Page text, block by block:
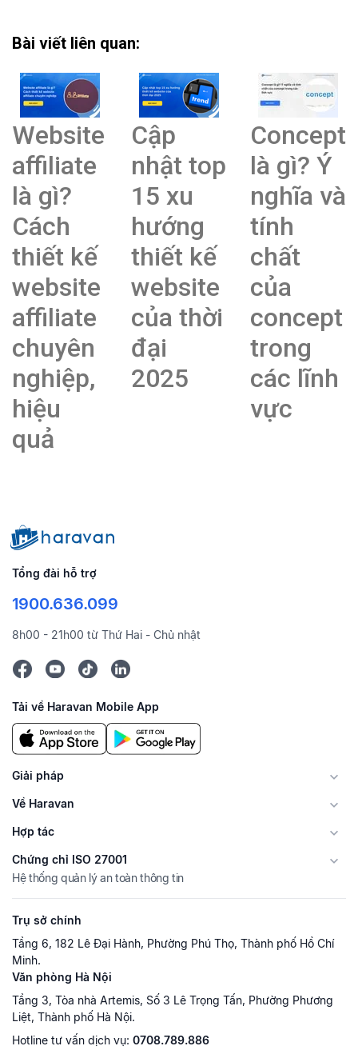
Bài viết liên quan:
Website
affiliate
là gì?
Cách
thiết kế
website
affiliate
chuyên
nghiệp,
hiệu
quả
Cập
nhật top
15 xu
hướng
thiết kế
website
của thời
đại
2025
Concept
là gì? Ý
nghĩa và
tính
chất
của
concept
trong
các lĩnh
vực
Tổng đài hỗ trợ
1900.636.099
8h00 - 21h00 từ Thứ Hai - Chủ nhật
Tải về Haravan Mobile App
Giải pháp
Về Haravan
Hợp tác
Chứng chỉ ISO 27001
Hệ thống quản lý an toàn thông tin
Trụ sở chính
Tầng 6, 182 Lê Đại Hành, Phường Phú Thọ, Thành phố Hồ Chí
Minh.
Văn phòng Hà Nội
Tầng 3, Tòa nhà Artemis, Số 3 Lê Trọng Tấn, Phường Phương
Liệt, Thành phố Hà Nội.
Hotline tư vấn dịch vụ: 0708.789.886